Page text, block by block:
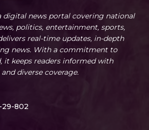
digital news portal covering national
politics, entertainment, sports,
real-time updates, in-depth
news. With a commitment to
it keeps readers informed with
diverse coverage.
29-802